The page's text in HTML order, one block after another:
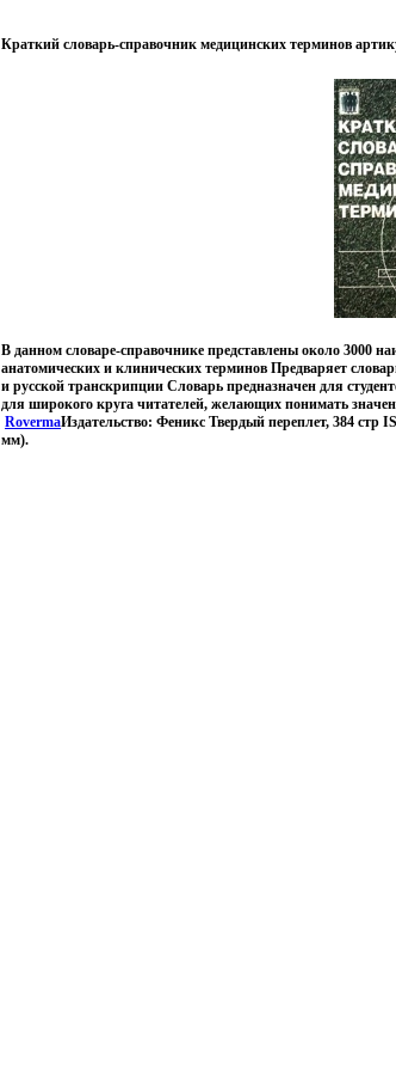
Краткий словарь-справочник медицинских терминов
В данном словаре-справочнике представлены около 3000
анатомических и клинических терминов Предваряет
и русской транскрипции Словарь предназначен для
для широкого круга читателей, желающих понимать
RovermaИздательство: Феникс Твердый переплет, 384 стр
мм).